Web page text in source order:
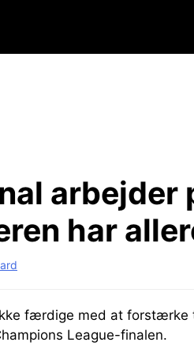
arbejder
har
færdige med at
League-finalen.